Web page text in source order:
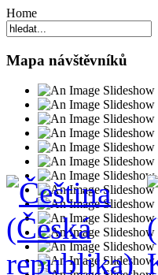
Home
Mapa návštěvníků